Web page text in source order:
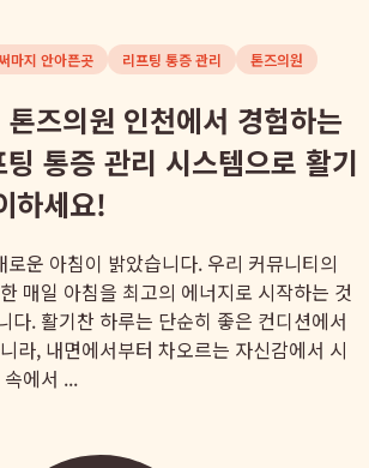
마지 안아픈곳 리프팅 통증 관리 톤즈의원
즈의원 인천에서 경험하는
통증 관리 시스템으로 활기
하세요!
운 아침이 밝았습니다. 우리 커뮤니티의
매일 아침을 최고의 에너지로 시작하는 것
다. 활기찬 하루는 단순히 좋은 컨디션에서
라, 내면에서부터 차오르는 자신감에서 시
에서 ...